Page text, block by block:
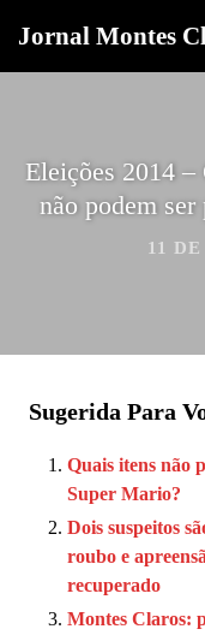
Jornal Montes
Eleições 2014 –
não podem ser
11
Sugerida Para
Quais itens não
Super Mario?
Dois suspeitos
roubo e
recuperado
Montes Claros: